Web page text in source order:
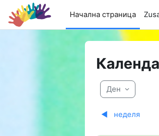
Прескочи на основното съдържание
Начална страница
Ден
◀︎ неделя